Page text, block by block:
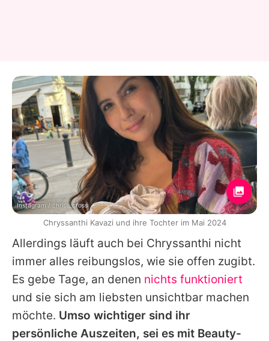
Allerdings läuft auch bei Chryssanthi nicht
immer alles reibungslos, wie sie offen zugibt.
Es gebe Tage, an denen nichts funktioniert
und sie sich am liebsten unsichtbar machen
möchte. Umso wichtiger sind ihr
persönliche Auszeiten, sei es mit Beauty-
Instagram / chriss_cross
Chryssanthi Kavazi und ihre Tochter im Mai 2024